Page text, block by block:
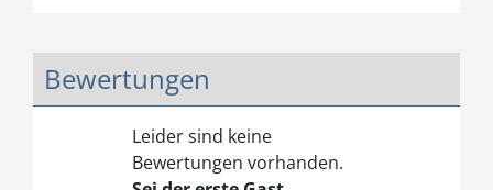
Bewertungen
Leider sind keine
Bewertungen vorhanden.